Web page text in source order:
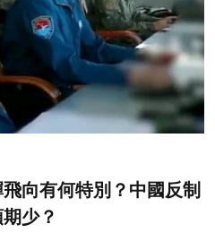
向有何特別？中國反制
少？